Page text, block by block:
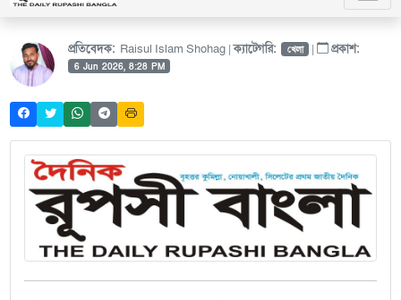
প্রতিবেদক: Raisul Islam Shohag |ক্যাটেগরি: খেলা | প্রকাশ:
6 Jun 2026, 8:28 PM